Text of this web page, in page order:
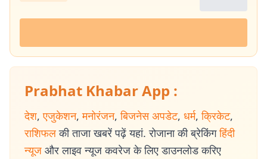
Prabhat Khabar App :
देश, एजुकेशन, मनोरंजन, बिजनेस अपडेट, धर्म, क्रिकेट,
राशिफल की ताजा खबरें पढ़ें यहां. रोजाना की ब्रेकिंग हिंदी
न्यूज और लाइव न्यूज कवरेज के लिए डाउनलोड करिए